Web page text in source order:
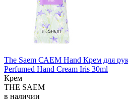
The Saem САЕМ Hand Крем для
Perfumed Hand Cream Iris 30ml
Крем
THE SAEM
в наличии